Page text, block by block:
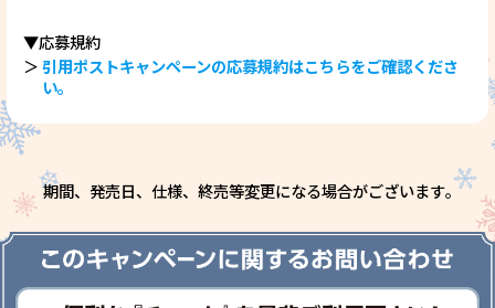
▼応募規約
＞引用ポストキャンペーンの応募規約はこちらをご確認くださ
い｡
期間、発売日、仕様、終売等変更になる場合がございます｡